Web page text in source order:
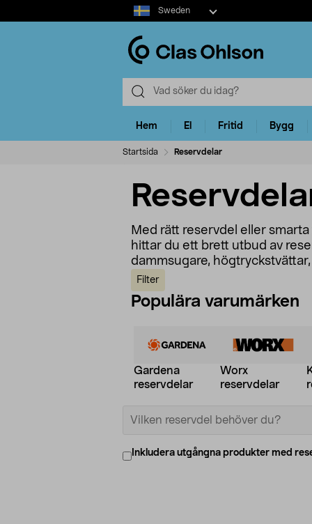
Select
market
Sweden
Hem El Fritid Bygg
Startsida Reservdelar
Med rätt reservdel eller
hittar du ett brett utbud av
dammsugare,
Filter
Populära varumärken
Gardena
reservdelar
Worx
reservdelar
Inkludera utgångna produkter med